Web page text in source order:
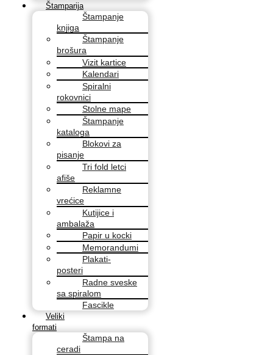
Štamparija
Štampanje
knjiga
Štampanje
brošura
Vizit kartice
Kalendari
Spiralni
rokovnici
Stolne mape
Štampanje
kataloga
Blokovi za
pisanje
Tri fold letci
afiše
Reklamne
vrećice
Kutijice i
ambalaža
Papir u kocki
Memorandumi
Plakati-
posteri
Radne sveske
sa spiralom
Fascikle
Veliki
formati
Štampa na
ceradi